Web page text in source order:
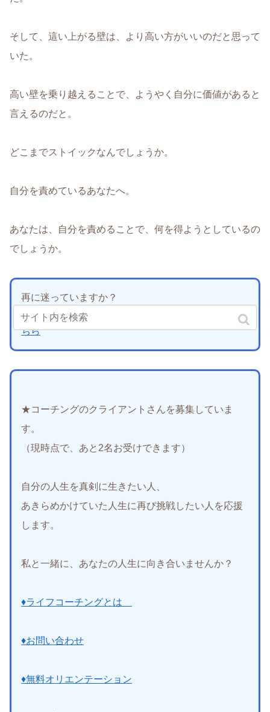
そして、這い上がる壁は、より高い方がいいのだと思って
いた。
高い壁を乗り越えることで、ようやく自分に価値があると
言えるのだと。
どこまでストイックなんでしょうか。
自分を責めているあなたへ。
あなたは、自分を責めることで、何を得ようとしているの
でしょうか。
再に迷っていますか？
→「あなたの幸せな再婚のためのメール講座」は
こ
ちら
★コーチングのクライアントさんを募集していま
す。
（現時点で、あと2名お受けできます）
自分の人生を真剣に生きたい人、
あきらめかけていた人生に再び挑戦したい人を応援
します。
私と一緒に、あなたの人生に向き合いませんか？
♦ライフコーチングとは
♦お問い合わせ
♦無料オリエンテーション